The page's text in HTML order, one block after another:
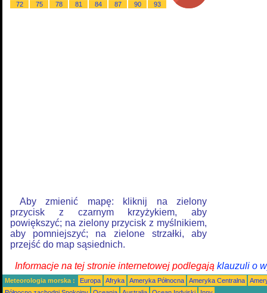
72
75 78 81 84 87 90 93
Aby zmienić mapę: kliknij na zielony
przycisk z czarnym krzyżykiem, aby
powiększyć; na zielony przycisk z myślnikiem,
aby pomniejszyć; na zielone strzałki, aby
przejść do map sąsiednich.
Informacje na tej stronie internetowej podlegają klauzuli o
Meteorologia morska : Europa Afryka Ameryka Północna Ameryka Centralna